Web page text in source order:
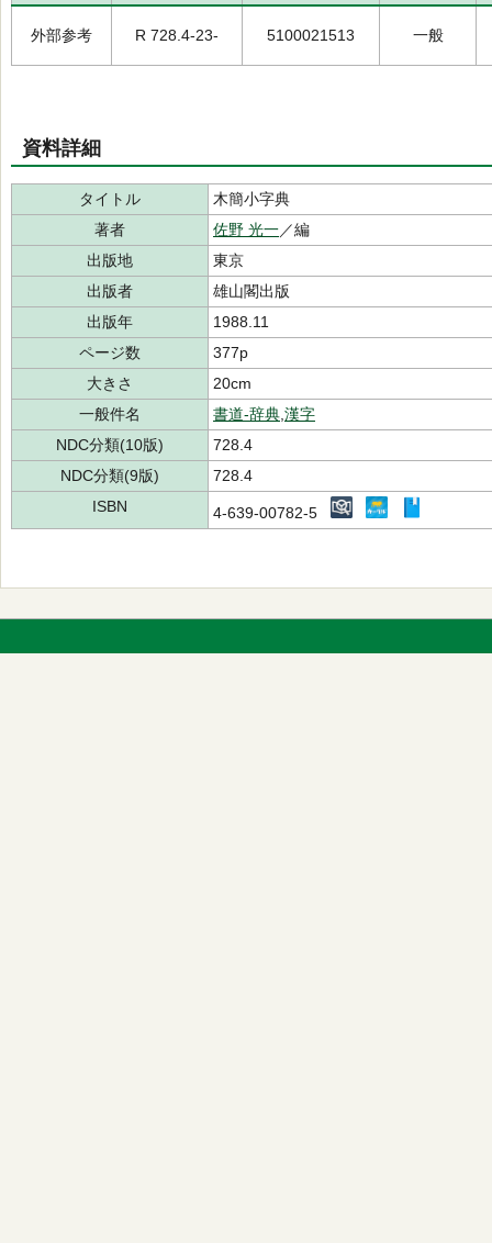
外部参考 R 728.4-23- 5100021513 一般
資料詳細
タイトル
木簡小字典
著者
佐野 光一／編
出版地
東京
出版者
雄山閣出版
出版年
1988.11
ページ数
377p
大きさ
20cm
一般件名
書道-辞典 漢字
NDC分類(10版)
728.4
NDC分類(9版)
728.4
ISBN
4-639-00782-5